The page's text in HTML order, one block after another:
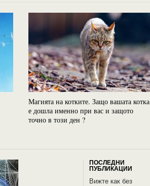
Магията на котките. Защо вашата котка
е дошла именно при вас и защото
точно в този ден ?
ПОСЛЕДНИ
ПУБЛИКАЦИИ
Вижте как без